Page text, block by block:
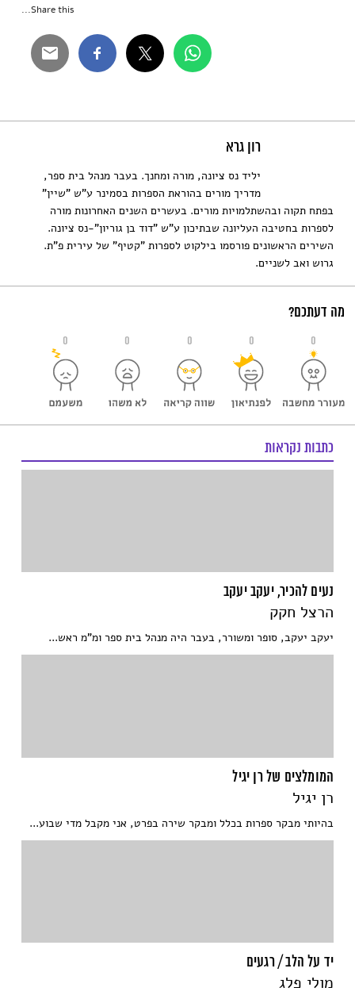
Share this...
רון גרא
יליד נס ציונה, מורה ומחנך. בעבר מנהל בית ספר,
מדריך מורים בהוראת הספרות בסמינר ע"ש "שיין"
בפתח תקוה ובהשתלמויות מורים. בעשרים השנים האחרונות מורה
לספרות בחטיבה העליונה שבתיכון ע"ש "דוד בן גוריון"-נס ציונה.
השירים הראשונים פורסמו בילקוט לספרות "קטיף" של עירית פ"ת.
גרוש ואב לשניים.
מה דעתכם?
0 0 0 0 0
כתבות נקראות
נעים להכיר, יעקב יעקב
הרצל חקק
יעקב יעקב, סופר ומשורר, בעבר היה מנהל בית ספר ומ"מ ראש...
המומלצים של רן יגיל
רן יגיל
בהיותי מבקר ספרות בכלל ומבקר שירה בפרט, אני מקבל מדי שבוע...
יד על הלב / רגעים
מולי פלג